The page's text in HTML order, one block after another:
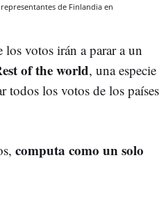
de Finlandia en
votos irán a parar a un
of the world, una especie
todos los votos de los países
computa como un solo